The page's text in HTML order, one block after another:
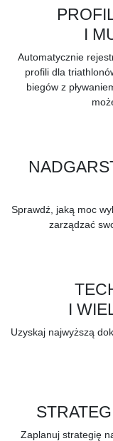
I
Automatycznie
profili dla
biegów z
Sprawdź, jaką moc
zarządzać
I
Uzyskaj najwyższą
Zaplanuj strategię